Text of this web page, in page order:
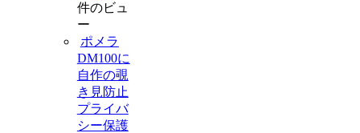
件のビュ
ー
ポメラ
DM100に
自作の覗
き見防止
プライバ
シー保護